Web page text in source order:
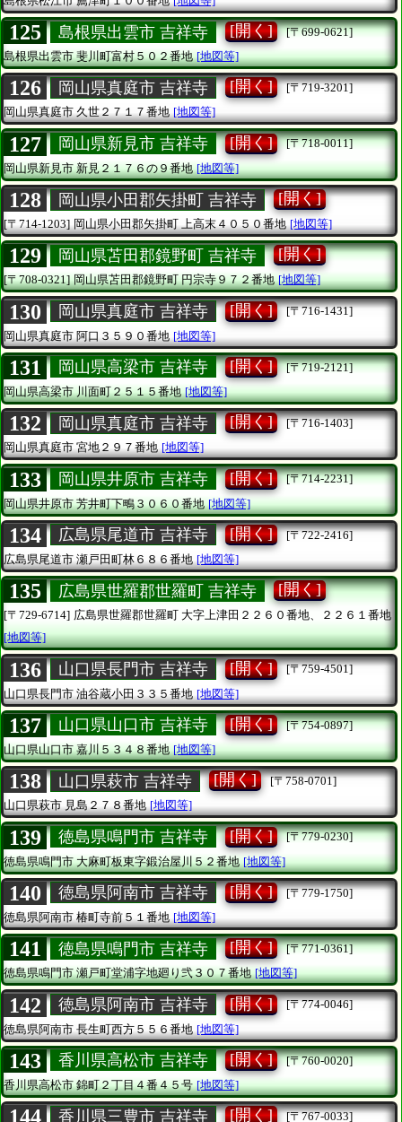
125 島根県出雲市 吉祥寺 [開く]
[〒699-0621]
島根県出雲市斐川町富村５０２番地 [地図等]
126 岡山県真庭市 吉祥寺 [開く]
[〒719-3201]
岡山県真庭市久世２７１７番地 [地図等]
127 岡山県新見市 吉祥寺 [開く]
[〒718-0011]
岡山県新見市新見２１７６の９番地 [地図等]
128 岡山県小田郡矢掛町 吉祥寺 [開く]
[〒714-1203] 岡山県小田郡矢掛町上高末４０５０番地 [地図等]
129 岡山県苫田郡鏡野町 吉祥寺 [開く]
[〒708-0321] 岡山県苫田郡鏡野町円宗寺９７２番地 [地図等]
130 岡山県真庭市 吉祥寺 [開く]
[〒716-1431]
岡山県真庭市 阿口３５９０番地 [地図等]
131 岡山県高梁市 吉祥寺 [開く]
[〒719-2121]
岡山県高梁市川面町２５１５番地 [地図等]
132 岡山県真庭市 吉祥寺 [開く]
[〒716-1403]
岡山県真庭市宮地２９７番地 [地図等]
133 岡山県井原市 吉祥寺 [開く]
[〒714-2231]
岡山県井原市芳井町下鴫３０６０番地 [地図等]
134 広島県尾道市 吉祥寺 [開く]
[〒722-2416]
広島県尾道市 瀬戸田町林６８６番地 [地図等]
135 広島県世羅郡世羅町 吉祥寺 [開く]
[〒729-6714] 広島県世羅郡世羅町 大字上津田２２６０番地、２２６１番地
[地図等]
136 山口県長門市 吉祥寺 [開く]
[〒759-4501]
山口県長門市 油谷蔵小田３３５番地 [地図等]
137 山口県山口市 吉祥寺 [開く]
[〒754-0897]
山口県山口市嘉川５３４８番地 [地図等]
138 山口県萩市 吉祥寺 [開く]
[〒758-0701]
山口県萩市見島２７８番地 [地図等]
139 徳島県鳴門市 吉祥寺 [開く]
[〒779-0230]
徳島県鳴門市大麻町板東字鍛治屋川５２番地 [地図等]
140 徳島県阿南市 吉祥寺 [開く]
[〒779-1750]
徳島県阿南市 椿町寺前５１番地 [地図等]
141 徳島県鳴門市 吉祥寺 [開く]
[〒771-0361]
徳島県鳴門市瀬戸町堂浦字地廻り弐３０７番地 [地図等]
142 徳島県阿南市 吉祥寺 [開く]
[〒774-0046]
徳島県阿南市 長生町西方５５６番地 [地図等]
143 香川県高松市 吉祥寺 [開く]
[〒760-0020]
香川県高松市錦町２丁目４番４５号 [地図等]
144 香川県三豊市 吉祥寺 [開く] [〒767-0033]